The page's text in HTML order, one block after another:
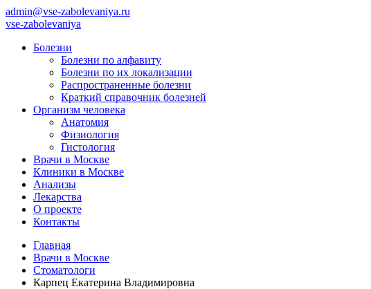
admin@vse-zabolevaniya.ru
vse-zabolevaniya
Болезни
Болезни по алфавиту
Болезни по их локализации
Распространенные болезни
Краткий справочник болезней
Организм человека
Анатомия
Физиология
Гистология
Врачи в Москве
Клиники в Москве
Анализы
Лекарства
О проекте
Контакты
Главная
Врачи в Москве
Стоматологи
Карпец Екатерина Владимировна